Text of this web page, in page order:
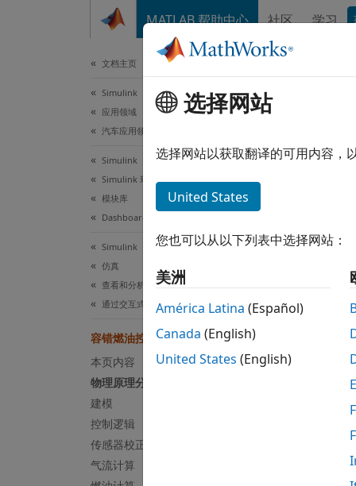
MATLAB 帮助中心 社区 学习
文档主页
Simulink
应用领域
汽车应用领域
Simulink
Simulink 环境基础知识
模块库
Dashboard
Simulink
仿真
查看和分析仿真结果
通过交互式仪表板控制仿真
容错燃油控制系统建模
本页内容
物理原理分析
建模
控制逻辑
传感器校正
气流计算
件的
示例
物理
物理
量流
标空
反馈
油量。
选择网站
选择网站以获取翻译的可用内容，
United States
您也可以从以下列表中选择网站：
美洲
América Latina (Español)
Canada (English)
United States (English)